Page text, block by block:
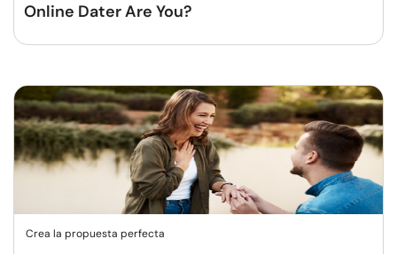
Online Dater Are You?
Crea la propuesta perfecta